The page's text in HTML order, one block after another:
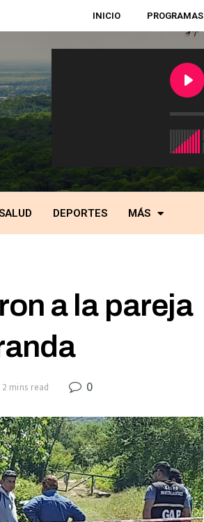
INICIO PROGRAMAS
DEPORTES MÁS
a la pareja
mins read 0